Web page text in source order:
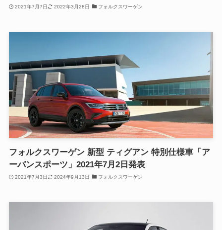
2021年7月7日 2022年3月28日 フォルクスワーゲン
フォルクスワーゲン 新型 ティグアン 特別仕様車「ア
ーバンスポーツ」2021年7月2日発表
2021年7月3日 2024年9月13日 フォルクスワーゲン